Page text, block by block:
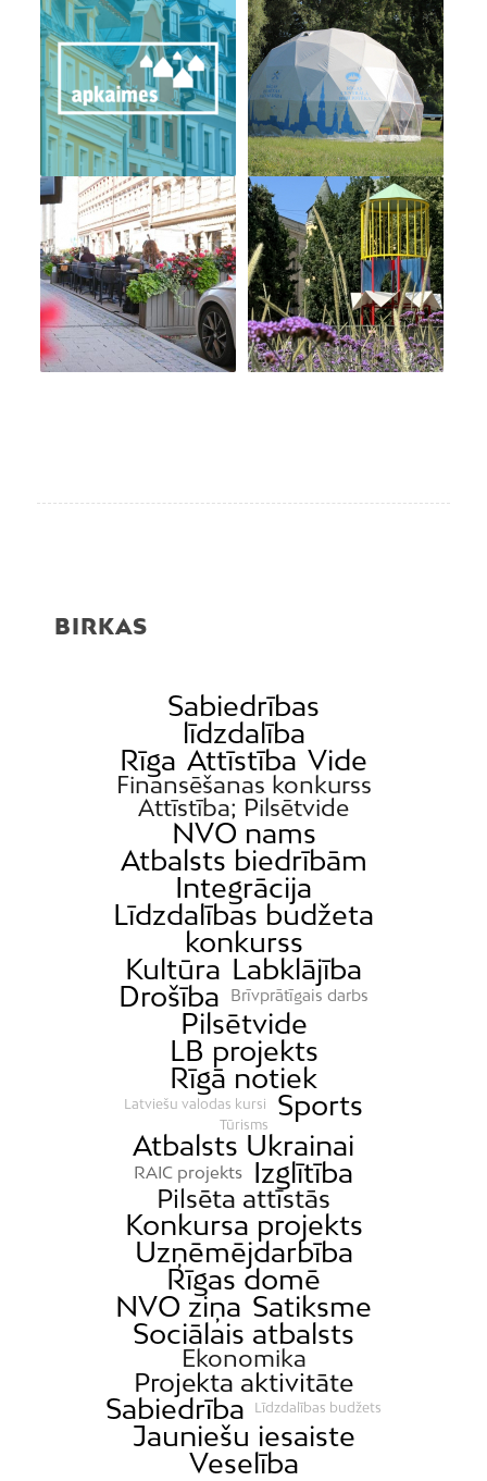
BIRKAS
Sabiedrības
līdzdalība
Rīga Attīstība Vide
Finansēšanas konkurss
Attīstība; Pilsētvide
NVO nams
Atbalsts biedrībām
Integrācija
Līdzdalības budžeta
konkurss
Kultūra Labklājība
Drošība
Brīvprātīgais darbs
Pilsētvide
LB projekts
Rīgā notiek
Latviešu valodas kursi Sports
Tūrisms
Atbalsts Ukrainai
RAIC projekts Izglītība
Pilsēta attīstās
Konkursa projekts
Uzņēmējdarbība
Rīgas domē
NVO ziņa Satiksme
Sociālais atbalsts
Ekonomika
Projekta aktivitāte
Sabiedrība Līdzdalības budžets
Jauniešu iesaiste
Veselība